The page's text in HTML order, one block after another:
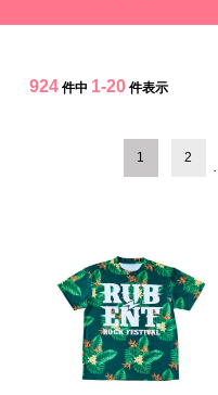
924件中 1-20件表示
1 2